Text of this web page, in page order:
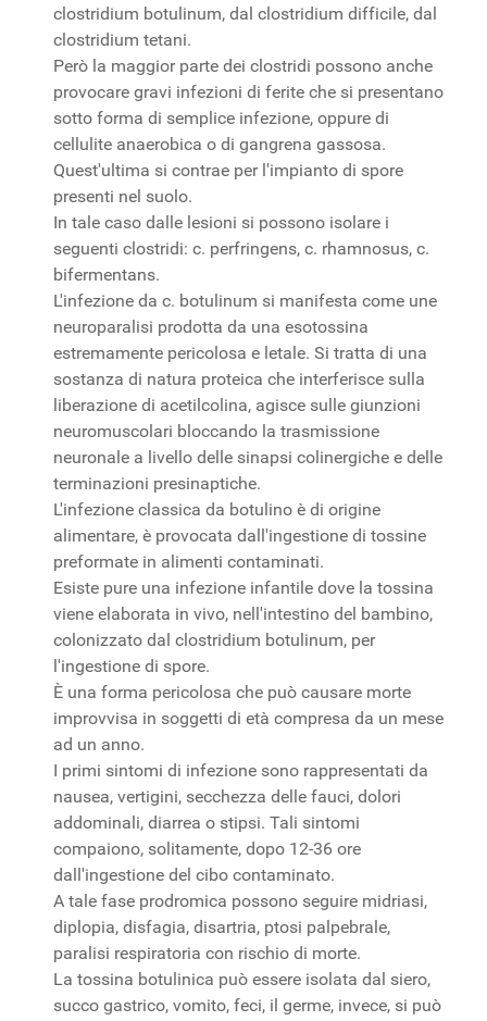
clostridium botulinum, dal clostridium difficile, dal
clostridium tetani.
Però la maggior parte dei clostridi possono anche
provocare gravi infezioni di ferite che si presentano
sotto forma di semplice infezione, oppure di
cellulite anaerobica o di gangrena gassosa.
Quest'ultima si contrae per l'impianto di spore
presenti nel suolo.
In tale caso dalle lesioni si possono isolare i
seguenti clostridi: c. perfringens, c. rhamnosus, c.
bifermentans.
L'infezione da c. botulinum si manifesta come une
neuroparalisi prodotta da una esotossina
estremamente pericolosa e letale. Si tratta di una
sostanza di natura proteica che interferisce sulla
liberazione di acetilcolina, agisce sulle giunzioni
neuromuscolari bloccando la trasmissione
neuronale a livello delle sinapsi colinergiche e delle
terminazioni presinaptiche.
L'infezione classica da botulino è di origine
alimentare, è provocata dall'ingestione di tossine
preformate in alimenti contaminati.
Esiste pure una infezione infantile dove la tossina
viene elaborata in vivo, nell'intestino del bambino,
colonizzato dal clostridium botulinum, per
l'ingestione di spore.
È una forma pericolosa che può causare morte
improvvisa in soggetti di età compresa da un mese
ad un anno.
I primi sintomi di infezione sono rappresentati da
nausea, vertigini, secchezza delle fauci, dolori
addominali, diarrea o stipsi. Tali sintomi
compaiono, solitamente, dopo 12-36 ore
dall'ingestione del cibo contaminato.
A tale fase prodromica possono seguire midriasi,
diplopia, disfagia, disartria, ptosi palpebrale,
paralisi respiratoria con rischio di morte.
La tossina botulinica può essere isolata dal siero,
succo gastrico, vomito, feci, il germe, invece, si può